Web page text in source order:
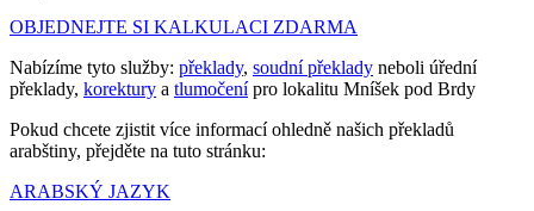
OBJEDNEJTE SI KALKULACI ZDARMA
Nabízíme tyto služby: překlady, soudní překlady neboli úřední
překlady, korektury a tlumočenípro lokalitu Mníšek pod Brdy
Pokud chcete zjistit více informací ohledně našich překladů
arabštiny, přejděte na tuto stránku:
ARABSKÝ JAZYK